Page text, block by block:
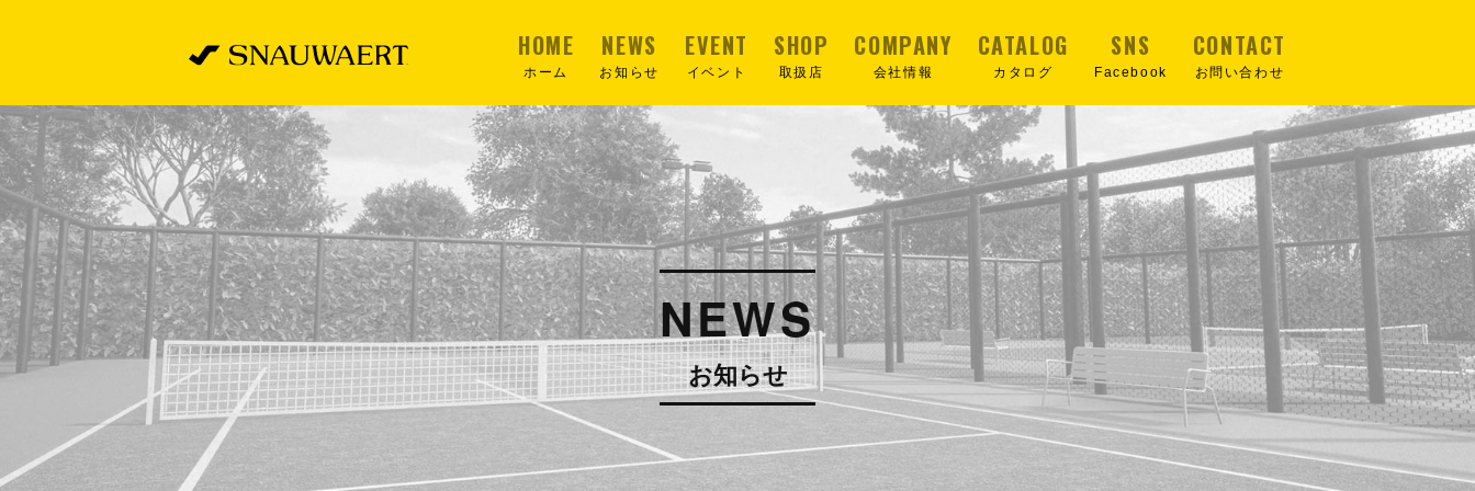
HOME
ホーム
NEWS
お知らせ
EVENT
イベント
SHOP
取扱店
COMPANY
会社情報
CATALOG
カタログ
SNS
Facebook
CONTACT
お問い合わせ
NEWS
お知らせ